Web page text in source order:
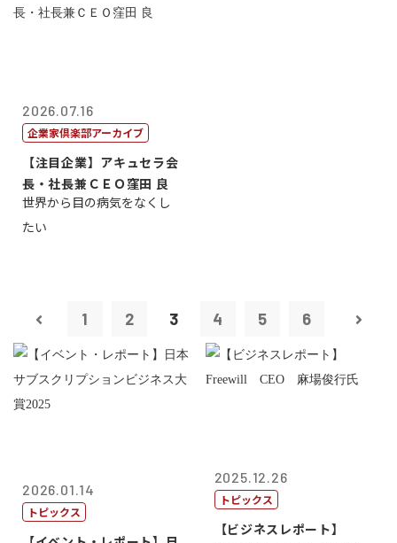
2026.07.16
企業家倶楽部アーカイブ
【注目企業】アキュセラ会
長・社長兼ＣＥＯ窪田 良
世界から目の病気をなくし
たい
1 2 3 4 5 6
2026.01.14
トピックス
2025.12.26
トピックス
【ビジネスレポート】